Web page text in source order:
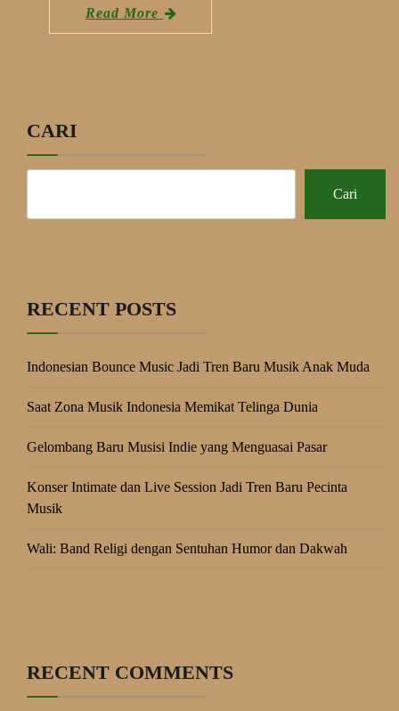
Read More
CARI
Cari
RECENT POSTS
Indonesian Bounce Music Jadi Tren Baru Musik Anak Muda
Saat Zona Musik Indonesia Memikat Telinga Dunia
Gelombang Baru Musisi Indie yang Menguasai Pasar
Konser Intimate dan Live Session Jadi Tren Baru Pecinta
Musik
Wali: Band Religi dengan Sentuhan Humor dan Dakwah
RECENT COMMENTS